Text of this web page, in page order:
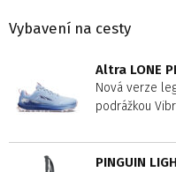
Vybavení na cesty
Altra LONE
Nová verze
podrážkou
PINGUIN